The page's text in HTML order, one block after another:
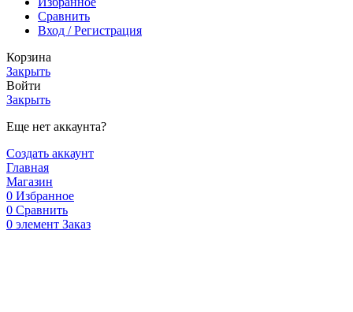
Сравнить
Вход / Регистрация
Корзина
Закрыть
Войти
Закрыть
Еще нет аккаунта?
Создать аккаунт
Главная
Магазин
0 Избранное
0 Сравнить
0 элемент Заказ